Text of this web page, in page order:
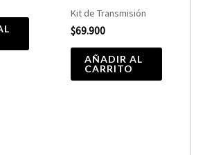
Kit de Transmisión
$69.900
AÑADIR AL
CARRITO